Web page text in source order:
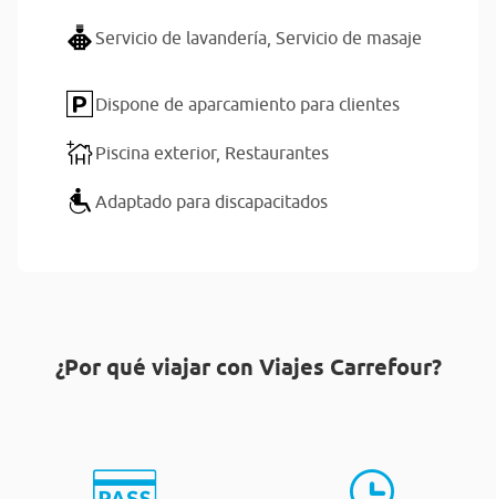
Servicio de lavandería, Servicio de masaje
Dispone de aparcamiento para clientes
Piscina exterior, Restaurantes
Adaptado para discapacitados
¿Por qué viajar con Viajes Carrefour?